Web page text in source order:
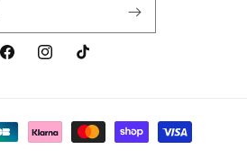
FacebookInstagramTikTok